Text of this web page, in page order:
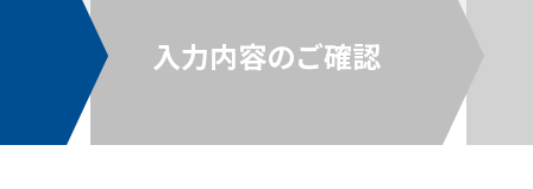
入力内容のご確認